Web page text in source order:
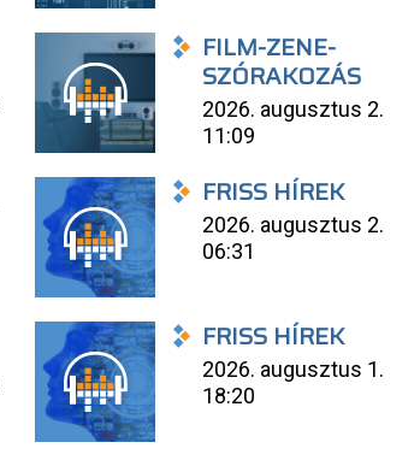
FILM-ZENE-
SZÓRAKOZÁS
2026. augusztus 2.
11:09
FRISS HÍREK
2026. augusztus 2.
06:31
FRISS HÍREK
2026. augusztus 1.
18:20